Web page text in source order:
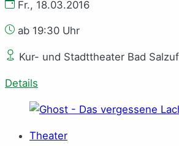
Fr., 18.03.2016
ab 19:30 Uhr
Kur- und Stadttheater Bad
Details
Theater